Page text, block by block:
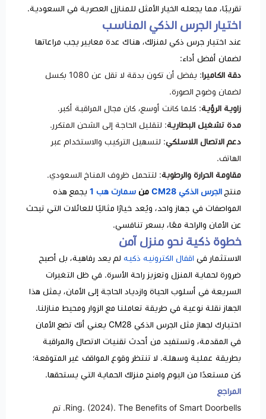
تقريبًا، مما يجعله الخيار الأمثل للمنازل العصرية في السعودية.
اختيار الجرس الذكي المناسب
عند اختيار جرس ذكي لمنزلك، هناك عدة معايير يجب مراعاتها
لضمان أفضل أداء:
دقة الكاميرا
: يفضل أن تكون بدقة لا تقل عن 1080 بكسل
لضمان وضوح الصورة.
زاوية الرؤية: كلما كانت أوسع، كان مجال المراقبة أكبر.
مدة تشغيل البطارية: لتقليل الحاجة إلى الشحن المتكرر.
دعم الاتصال اللاسلكي: لتسهيل التركيب والاستخدام عبر
الهاتف.
مقاومة الحرارة والرطوبة: لتتحمل ظروف المناخ السعودي.
منتج الجرس الذكي CM28 من سمارت هب 1
يجمع هذه
المواصفات في جهاز واحد، ويُعد خيارًا مثاليًا للعائلات التي تبحث
عن الأمان والراحة معًا، بسعر تنافسي.
خطوة ذكية نحو منزل آمن
الاستثمار في اقفال الكترونيه ذكيه لم يعد رفاهية، بل أصبح
ضرورة لحماية المنزل وتعزيز راحة الأسرة. في ظل التغيرات
السريعة في أسلوب الحياة وازدياد الحاجة إلى الأمان، يمثل هذا
الجهاز نقلة نوعية في طريقة تعاملنا مع الزوار ومحيط منازلنا.
اختيارك لجهاز مثل الجرس الذكي CM28 يعني أنك تضع الأمان
في المقدمة، وتستفيد من أحدث تقنيات الاتصال والمراقبة
بطريقة عملية وسهلة. لا تنتظر وقوع المواقف غير المتوقعة؛
كن مستعدًا من اليوم وامنح منزلك الحماية التي يستحقها.
المراجع
Ring. (2024). The Benefits of Smart Doorbells. تم